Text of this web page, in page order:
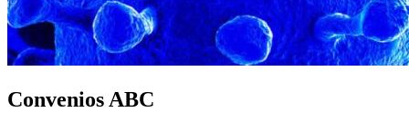
Convenios ABC